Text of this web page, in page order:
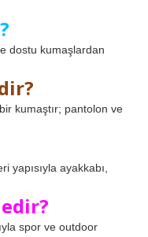
dostu kumaşlardan
kumaştır; pantolon ve
yapısıyla ayakkabı,
spor ve outdoor